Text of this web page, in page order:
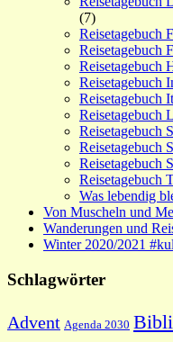
(7)
Reisetagebuch
Reisetagebuch
Reisetagebuch
Reisetagebuch
Reisetagebuch
Reisetagebuch
Reisetagebuch
Reisetagebuch
Reisetagebuch
Reisetagebuch
Was lebendig
Von Muscheln und
Wanderungen und
Winter 2020/2021
Schlagwörter
Advent Agenda 2030